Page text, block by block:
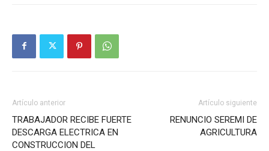
Artículo anterior
TRABAJADOR RECIBE FUERTE
DESCARGA ELECTRICA EN
CONSTRUCCION DEL
Artículo siguiente
RENUNCIO SEREMI DE
AGRICULTURA